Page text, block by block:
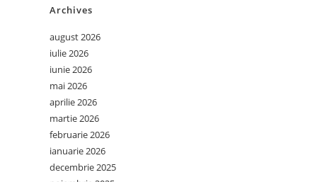
Archives
august 2026
iulie 2026
iunie 2026
mai 2026
aprilie 2026
martie 2026
februarie 2026
ianuarie 2026
decembrie 2025